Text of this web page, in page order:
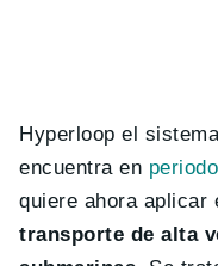
Hyperloop el
encuentra en
quiere ahora aplicar
transporte de alta